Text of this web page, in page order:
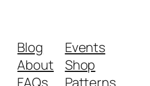
Blog
About
FAQs
Events
Shop
Patterns